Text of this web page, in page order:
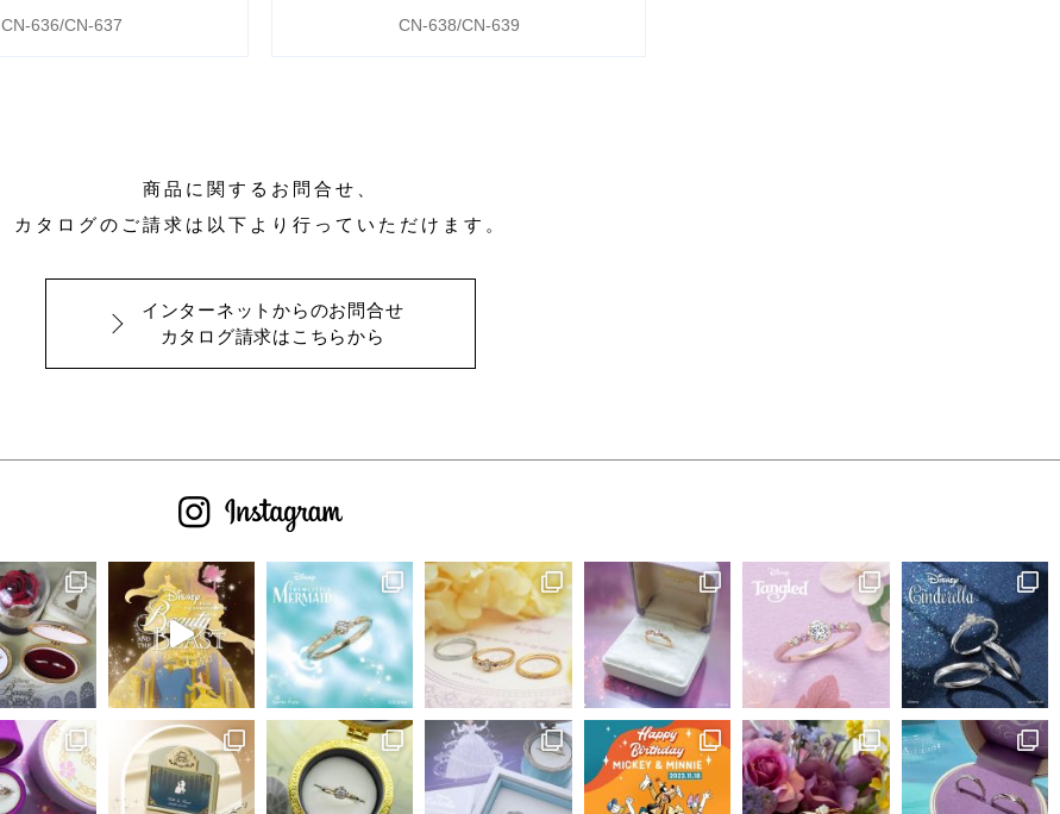
CN-636/CN-637 CN-638/CN-639
商品に関するお問合せ、
カタログのご請求は以下より行っていただけます。
インターネットからのお問合せ
カタログ請求はこちらから